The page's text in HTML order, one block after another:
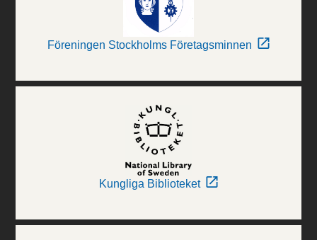
Föreningen Stockholms Företagsminnen
Kungliga Biblioteket